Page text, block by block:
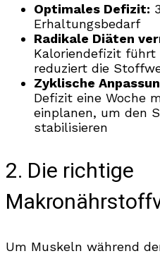
Optimales Defizit:
Erhaltungsbedarf
Radikale Diäten
Kaloriendefizit führt
reduziert die
Zyklische
Defizit eine Woche
einplanen, um den
stabilisieren
2. Die richtige
Um Muskeln während